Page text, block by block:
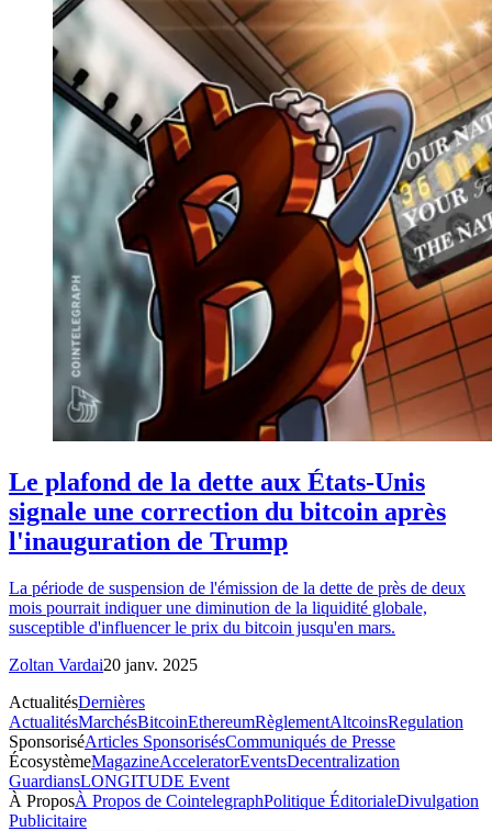
Le plafond de la dette aux États-Unis
signale une correction du bitcoin après
l'inauguration de Trump
La période de suspension de l'émission de la dette de près de deux
mois pourrait indiquer une diminution de la liquidité globale,
susceptible d'influencer le prix du bitcoin jusqu'en mars.
Zoltan Vardai20 janv. 2025
ActualitésDernières
ActualitésMarchésBitcoinEthereumRèglementAltcoinsRegulation
SponsoriséArticles SponsorisésCommuniqués de Presse
ÉcosystèmeMagazineAcceleratorEventsDecentralization
GuardiansLONGITUDE Event
À ProposÀ Propos de CointelegraphPolitique ÉditorialeDivulgation
Publicitaire